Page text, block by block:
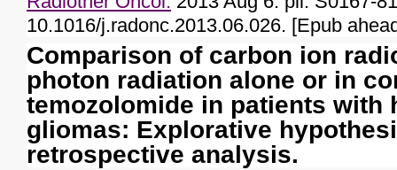
10.1016/j.radonc.2013.06.026. [Epub
Comparison of carbon ion
photon radiation alone or in
temozolomide in patients with
gliomas: Explorative
retrospective analysis.